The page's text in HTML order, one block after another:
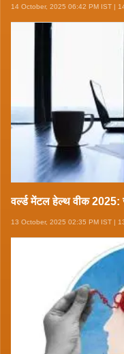
14 October, 2025 06:42 PM IST |
वर्ल्ड मेंटल हेल्थ वीक
13 October, 2025 02:35 PM IST |